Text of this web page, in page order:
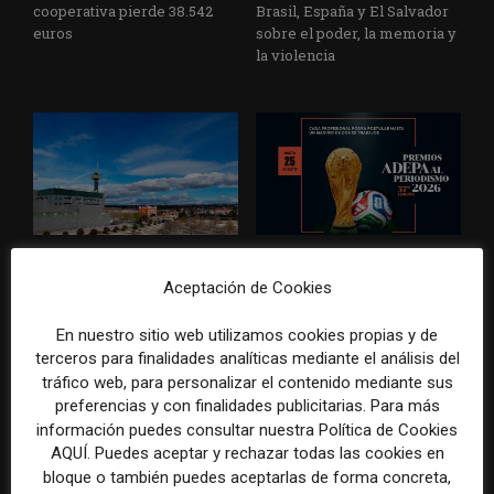
cooperativa pierde 38.542
euros
Brasil, España y El Salvador
sobre el poder, la memoria y
la violencia
establece un sistema de
inteligencia artificial
especial para la mejor
Mundial 2026
DEJA UNA RESPUESTA
Aceptación de Cookies
En nuestro sitio web utilizamos cookies propias y de
terceros para finalidades analíticas mediante el análisis del
tráfico web, para personalizar el contenido mediante sus
preferencias y con finalidades publicitarias. Para más
información puedes consultar nuestra Política de Cookies
AQUÍ. Puedes aceptar y rechazar todas las cookies en
bloque o también puedes aceptarlas de forma concreta,